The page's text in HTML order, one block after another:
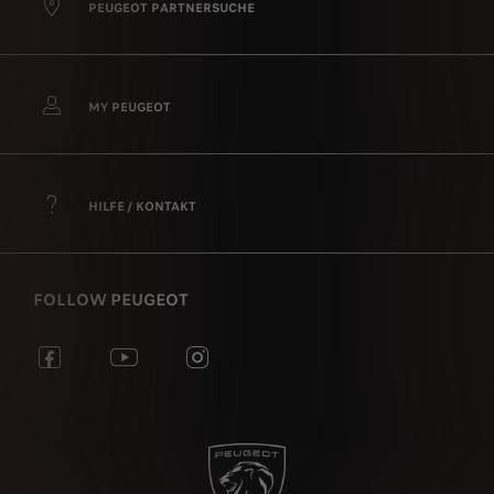
PEUGEOT PARTNERSUCHE
MY PEUGEOT
HILFE / KONTAKT
FOLLOW PEUGEOT